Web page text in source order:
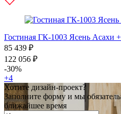
Гостиная ГК-1003 Ясень Асахи
85 439 ₽
122 056 ₽
-30%
+4
Хотите дизайн-проект?
Заполните форму и мы
ближайшее время